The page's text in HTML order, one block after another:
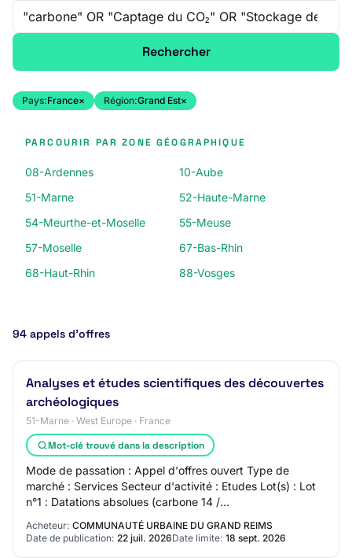
Recherche libre
Rechercher
Pays:France× Région:Grand Est×
PARCOURIR PAR ZONE GÉOGRAPHIQUE
08-Ardennes
10-Aube
51-Marne
52-Haute-Marne
54-Meurthe-et-Moselle
55-Meuse
57-Moselle
67-Bas-Rhin
68-Haut-Rhin
88-Vosges
94 appels d’offres
Analyses et études scientifiques des découvertes
archéologiques
51-Marne · West Europe · France
Mot-clé trouvé dans la description
Mode de passation : Appel d'offres ouvert Type de
marché : Services Secteur d'activité : Etudes Lot(s) : Lot
n°1 : Datations absolues (carbone 14 /
thermoluminescence / luminescence stimulée optiquem…
Acheteur: COMMUNAUTÉ URBAINE DU GRAND REIMS
Date de publication: 22 juil. 2026Date limite: 18 sept. 2026